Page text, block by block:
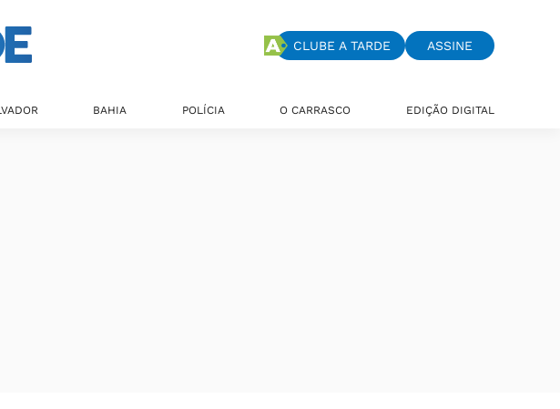
CLUBE A TARDE ASSINE
BAHIA POLÍCIA O CARRASCO EDIÇÃO DIGITAL